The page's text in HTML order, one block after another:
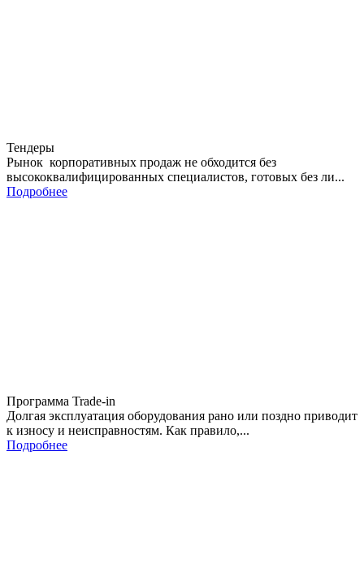
Тендеры
Рынок корпоративных продаж не обходится без
высококвалифицированных специалистов, готовых без ли...
Подробнее
Программа Trade-in
Долгая эксплуатация оборудования рано или поздно приводит
к износу и неисправностям. Как правило,...
Подробнее